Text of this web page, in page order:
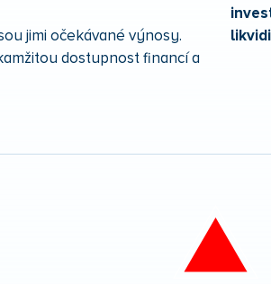
jimi očekávané výnosy.
dostupnost financí a